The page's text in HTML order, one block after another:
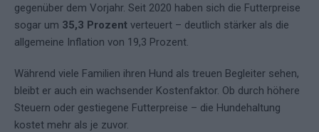
gegenüber dem Vorjahr. Seit 2020 haben sich die Futterpreise
sogar um 35,3 Prozent verteuert – deutlich stärker als die
allgemeine Inflation von 19,3 Prozent.
Während viele Familien ihren Hund als treuen Begleiter sehen,
bleibt er auch ein wachsender Kostenfaktor. Ob durch höhere
Steuern oder gestiegene Futterpreise – die Hundehaltung
kostet mehr als je zuvor.